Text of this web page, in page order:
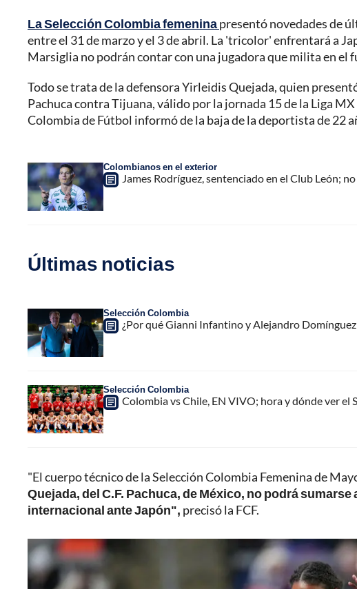
La Selección Colombia femeninapresentó novedades de
entre el 31 de marzo y el 3 de abril. La 'tricolor' enfrentará a
Marsiglia no podrán contar con una jugadora que milita en el
Todo se trata de la defensora Yirleidis Quejada, quien
Pachuca contra Tijuana, válido por la jornada 15 de la Liga
Colombia de Fútbol informó de la baja de la deportista de 22
Colombianos en el exterior
James Rodríguez, sentenciado en el Club León;
Últimas noticias
Selección Colombia
¿Por qué Gianni Infantino y Alejandro
Selección Colombia
Colombia vs Chile, EN VIVO; hora y dónde ver el
"El cuerpo técnico de la Selección Colombia Femenina de
Quejada, del C.F. Pachuca, de México, no podrá
internacional ante Japón", precisó la FCF.